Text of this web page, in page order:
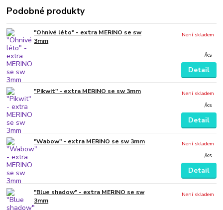
Podobné produkty
"Ohnivé léto" - extra MERINO se sw
3mm
/ks
Není skladem
Detail
"Pikwit" - extra MERINO se sw 3mm
/ks
Není skladem
Detail
"Wabow" - extra MERINO se sw 3mm
/ks
Není skladem
Detail
"Blue shadow" - extra MERINO se sw
3mm
Není skladem